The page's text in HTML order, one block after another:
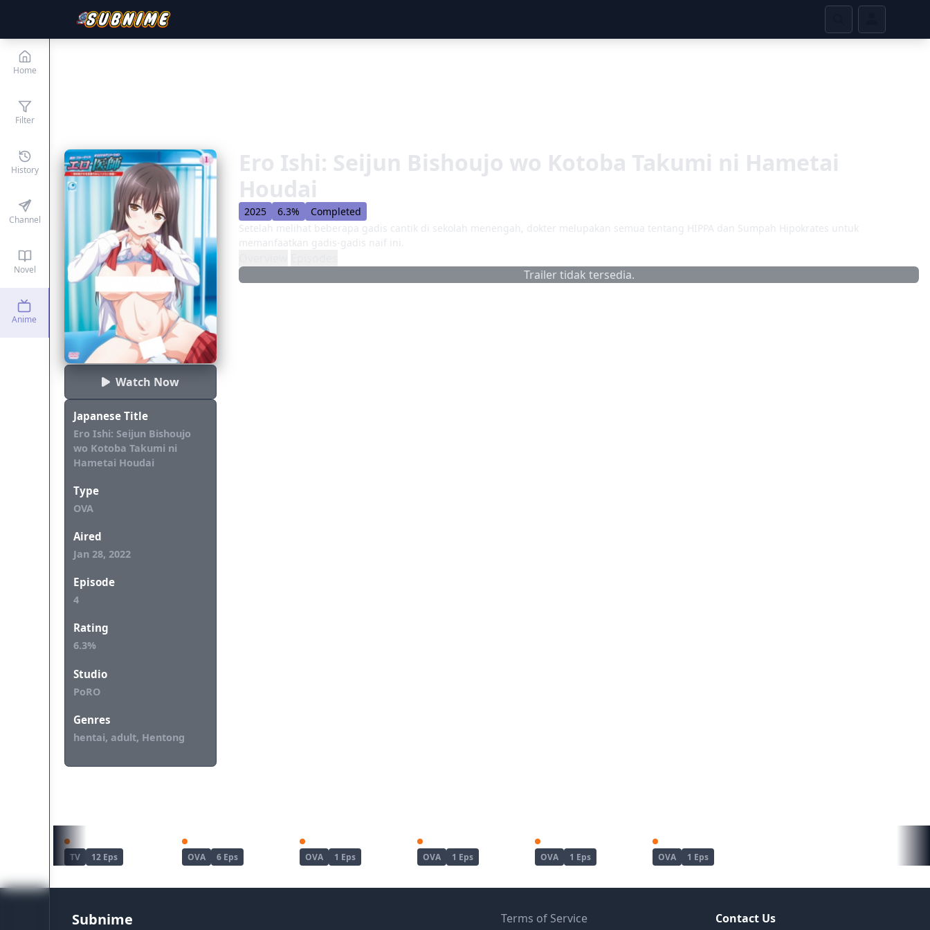
Home
Filter
History
Channel
Novel
Anime
Watch Now
Japanese Title
Ero Ishi: Seijun Bishoujo
wo Kotoba Takumi ni
Hametai Houdai
Type
OVA
Aired
Jan 28, 2022
Episode
4
Rating
6.3%
Studio
PoRO
Genres
hentai, adult, Hentong
Ero Ishi: Seijun Bishoujo wo Kotoba Takumi ni Hametai
Houdai
2025 6.3%
Completed
Setelah melihat beberapa gadis cantik di sekolah menengah, dokter melupakan semua tentang HIPPA dan Sumpah Hipokrates untuk
memanfaatkan gadis-gadis naif ini.
Trailer tidak tersedia.
TV 12 Eps OVA 6 Eps OVA 1 Eps OVA 1 Eps OVA 1 Eps OVA 1 Eps
Subnime Terms of Service Contact Us